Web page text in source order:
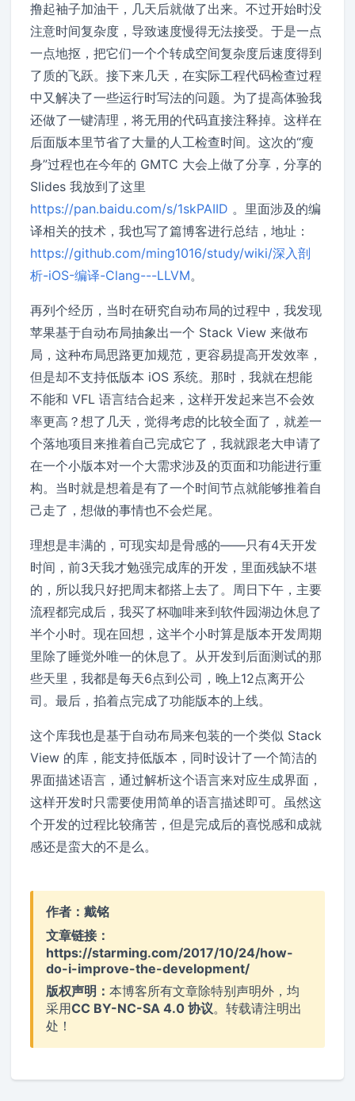
撸起袖子加油干，几天后就做了出来。不过开始时没
注意时间复杂度，导致速度慢得无法接受。于是一点
一点地抠，把它们一个个转成空间复杂度后速度得到
了质的飞跃。接下来几天，在实际工程代码检查过程
中又解决了一些运行时写法的问题。为了提高体验我
还做了一键清理，将无用的代码直接注释掉。这样在
后面版本里节省了大量的人工检查时间。这次的“瘦
身”过程也在今年的 GMTC 大会上做了分享，分享的
Slides 我放到了这里
https://pan.baidu.com/s/1skPAIID 。里面涉及的编
译相关的技术，我也写了篇博客进行总结，地址：
https://github.com/ming1016/study/wiki/深入剖
析-iOS-编译-Clang---LLVM。
再列个经历，当时在研究自动布局的过程中，我发现
苹果基于自动布局抽象出一个 Stack View 来做布
局，这种布局思路更加规范，更容易提高开发效率，
但是却不支持低版本 iOS 系统。那时，我就在想能
不能和 VFL 语言结合起来，这样开发起来岂不会效
率更高？想了几天，觉得考虑的比较全面了，就差一
个落地项目来推着自己完成它了，我就跟老大申请了
在一个小版本对一个大需求涉及的页面和功能进行重
构。当时就是想着是有了一个时间节点就能够推着自
己走了，想做的事情也不会烂尾。
理想是丰满的，可现实却是骨感的——只有4天开发
时间，前3天我才勉强完成库的开发，里面残缺不堪
的，所以我只好把周末都搭上去了。周日下午，主要
流程都完成后，我买了杯咖啡来到软件园湖边休息了
半个小时。现在回想，这半个小时算是版本开发周期
里除了睡觉外唯一的休息了。从开发到后面测试的那
些天里，我都是每天6点到公司，晚上12点离开公
司。最后，掐着点完成了功能版本的上线。
这个库我也是基于自动布局来包装的一个类似 Stack
View 的库，能支持低版本，同时设计了一个简洁的
界面描述语言，通过解析这个语言来对应生成界面，
这样开发时只需要使用简单的语言描述即可。虽然这
个开发的过程比较痛苦，但是完成后的喜悦感和成就
感还是蛮大的不是么。
作者：戴铭
文章链接：
https://starming.com/2017/10/24/how-
do-i-improve-the-development/
版权声明：本博客所有文章除特别声明外，均
采用CC BY-NC-SA 4.0 协议。转载请注明出
处！